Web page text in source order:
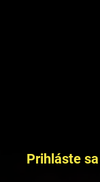
Prihláste